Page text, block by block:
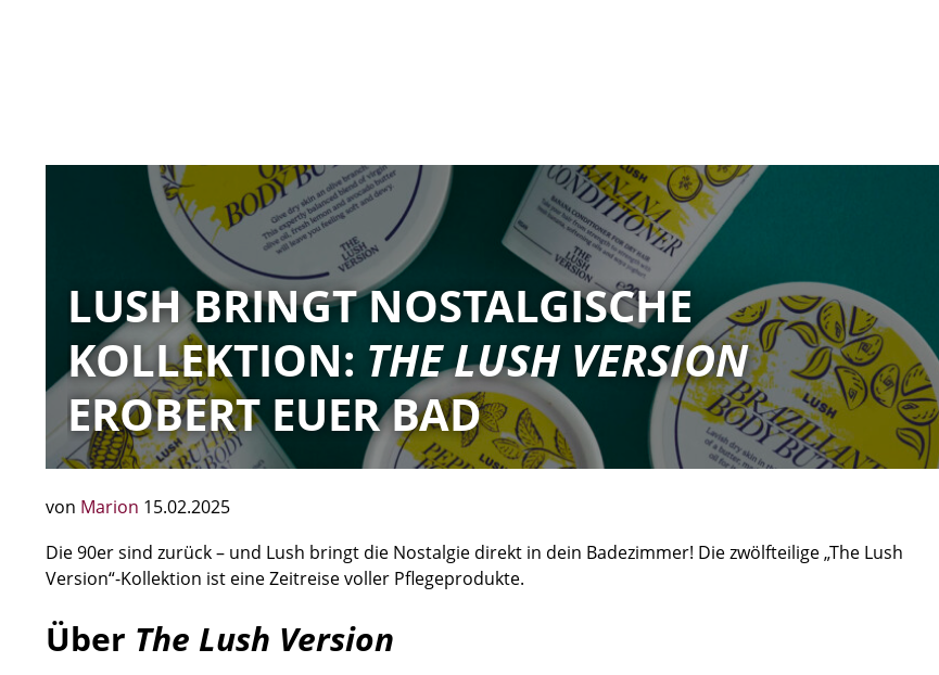
LUSH BRINGT NOSTALGISCHE
KOLLEKTION: THE LUSH VERSION
EROBERT EUER BAD
von Marion 15.02.2025
Die 90er sind zurück – und Lush bringt die Nostalgie direkt in dein Badezimmer! Die zwölfteilige „The Lush
Version“-Kollektion ist eine Zeitreise voller Pflegeprodukte.
Über The Lush Version